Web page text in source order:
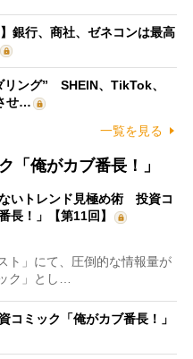
銀行、商社、ゼネコンは最高
リング” SHEIN、TikTok、
せ…
一覧を見る
「俺がカブ番長！」
ないトレンド見極め術 投資コ
長！」【第11回】
ト」にて、圧倒的な情報量が
ク」とし…
ミック「俺がカブ番長！」